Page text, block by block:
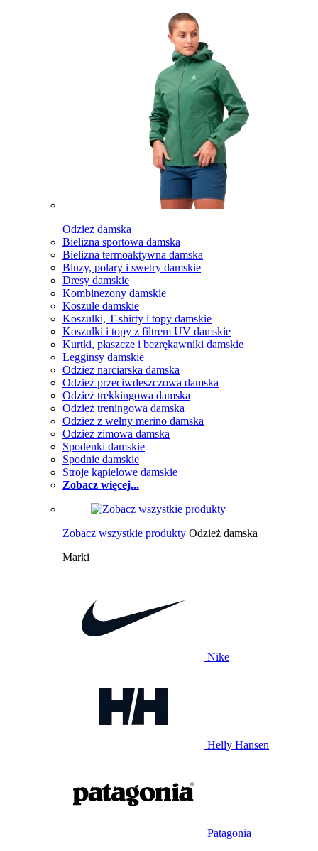
Odzież damska
Bielizna sportowa damska
Bielizna termoaktywna damska
Bluzy, polary i swetry damskie
Dresy damskie
Kombinezony damskie
Koszule damskie
Koszulki, T-shirty i topy damskie
Koszulki i topy z filtrem UV damskie
Kurtki, płaszcze i bezrękawniki damskie
Legginsy damskie
Odzież narciarska damska
Odzież przeciwdeszczowa damska
Odzież trekkingowa damska
Odzież treningowa damska
Odzież z wełny merino damska
Odzież zimowa damska
Spodenki damskie
Spodnie damskie
Stroje kąpielowe damskie
Zobacz więcej...
Zobacz wszystkie produkty Odzież damska
Marki
Nike
Helly Hansen
Patagonia